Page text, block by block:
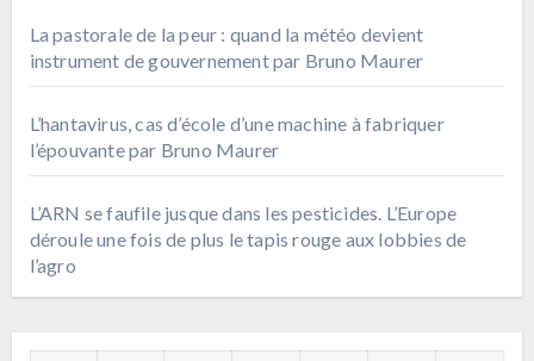
La pastorale de la peur : quand la météo devient
instrument de gouvernement par Bruno Maurer
L’hantavirus, cas d’école d’une machine à fabriquer
l’épouvante par Bruno Maurer
L’ARN se faufile jusque dans les pesticides. L’Europe
déroule une fois de plus le tapis rouge aux lobbies de
l’agro